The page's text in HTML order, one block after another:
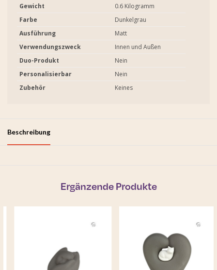
Gewicht
0.6 Kilogramm
Farbe
Dunkelgrau
Ausführung
Matt
Verwendungszweck
Innen und Außen
Duo-Produkt
Nein
Personalisierbar
Nein
Zubehör
Keines
Beschreibung
Ergänzende Produkte